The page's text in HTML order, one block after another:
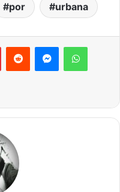
por urbana
PinterestReddit Messenger